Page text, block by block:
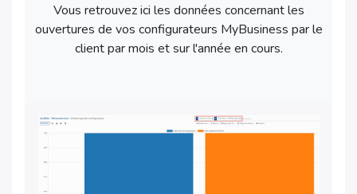
Vous retrouvez ici les données concernant les
ouvertures de vos configurateurs MyBusiness par le
client par mois et sur l'année en cours.